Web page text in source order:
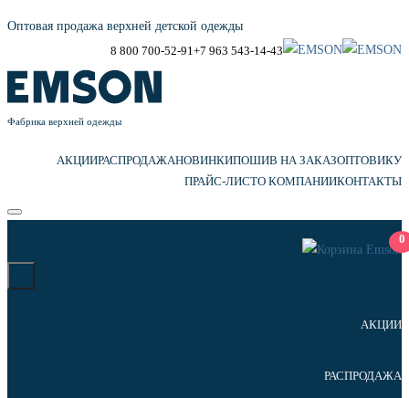
Оптовая продажа верхней детской одежды
8 800 700-52-91 +7 963 543-14-43
Фабрика верхней одежды
АКЦИИРАСПРОДАЖАНОВИНКИПОШИВ НА ЗАКАЗОПТОВИКУ
ПРАЙС-ЛИСТО КОМПАНИИКОНТАКТЫ
0
АКЦИИ
РАСПРОДАЖА